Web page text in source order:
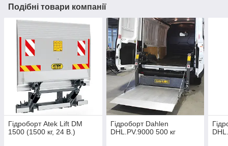
Подібні товари компанії
Гідроборт Atek Lift DM
1500 (1500 кг, 24 В.)
Гідроборт Dahlen
DHL.PV.9000 500 кг